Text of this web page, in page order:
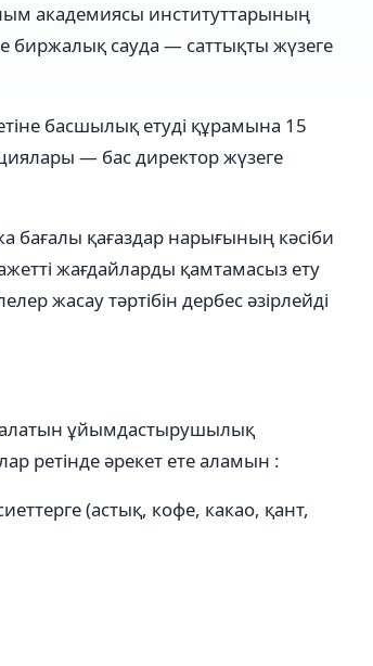
академиясы институттарының
биржалық сауда — саттықты жүзеге
басшылық етуді құрамына 15
— бас директор жүзеге
қағаздар нарығының кәсіби
жағдайларды қамтамасыз ету
жасау тәртібін дербес әзірлейді
ұйымдастырушылық
ретінде әрекет ете аламын :
(астық, кофе, какао, қант,